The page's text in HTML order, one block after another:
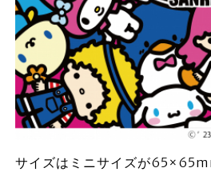
サイズはミニサイズが